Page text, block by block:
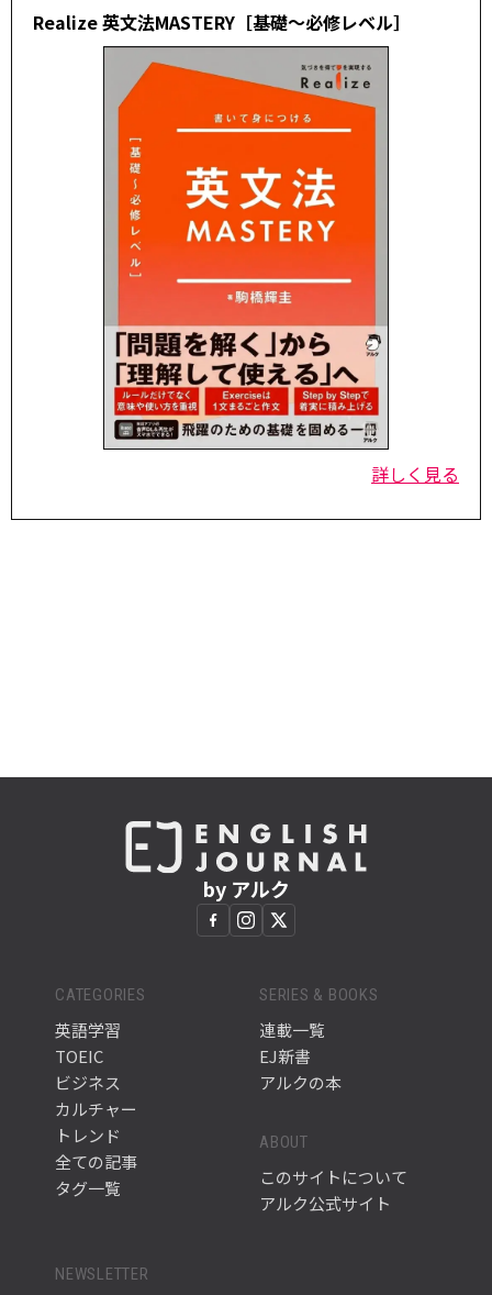
Realize 英文法MASTERY［基礎～必修レベル］
詳しく見る
by アルク
CATEGORIES
英語学習
TOEIC
ビジネス
カルチャー
トレンド
全ての記事
タグ一覧
SERIES & BOOKS
連載一覧
EJ新書
アルクの本
ABOUT
このサイトについて
アルク公式サイト
NEWSLETTER